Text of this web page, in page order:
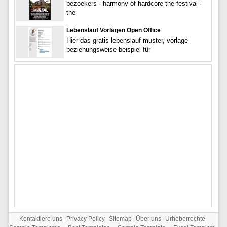
bezoekers · harmony of hardcore the festival ·
the
Lebenslauf Vorlagen Open Office
Hier das gratis lebenslauf muster, vorlage
beziehungsweise beispiel für
Kontaktiere uns Privacy Policy Sitemap Über uns
Urheberrechte